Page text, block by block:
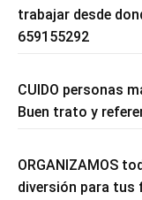
trabajar desde
659155292
CUIDO personas
Buen trato y
ORGANIZAMOS
diversión para tus